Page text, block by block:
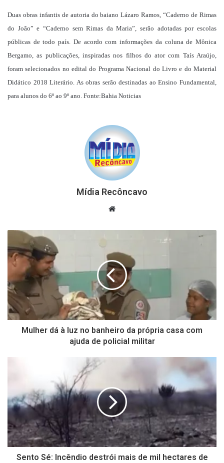
Duas obras infantis de autoria do baiano Lázaro Ramos, “Caderno de Rimas
do João” e “Caderno sem Rimas da Maria”, serão adotadas por escolas
públicas de todo país. De acordo com informações da coluna de Mônica
Bergamo, as publicações, inspiradas nos filhos do ator com Taís Araújo,
foram selecionados no edital do Programa Nacional do Livro e do Material
Didático 2018 Literário. As obras serão destinadas ao Ensino Fundamental,
para alunos do 6º ao 9º ano. Fonte:Bahia Noticias
Mídia Recôncavo
Website
Mulher dá à luz no banheiro da própria casa com
ajuda de policial militar
Sento Sé: Incêndio destrói mais de mil hectares de